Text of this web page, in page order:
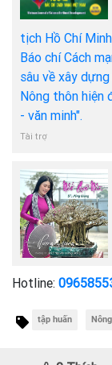
tịch Hồ Chí
Báo chí Cách
sâu về xây
Nông thôn hiện
- văn minh".
Tài trợ
Hotline:
tập huấn